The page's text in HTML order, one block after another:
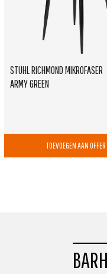
STUHL RICHMOND MIKROFASER
ARMY GREEN
TOEVOEGEN AAN